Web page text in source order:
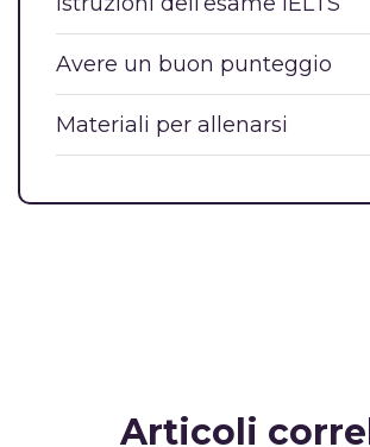
Avere un buon punteggio
Materiali per allenarsi
Articoli